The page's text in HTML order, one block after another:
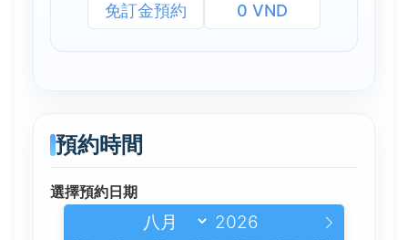
免訂金預約
0 VND
預約時間
選擇預約日期